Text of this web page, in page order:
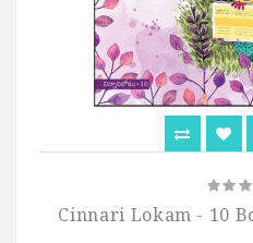
Cinnari Lokam - 10